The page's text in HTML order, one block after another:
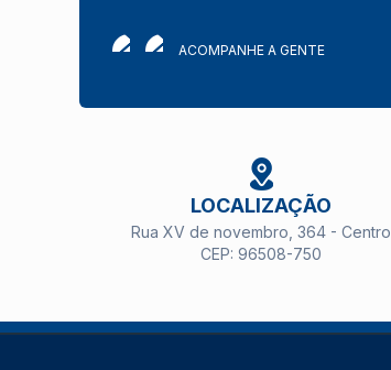
ACOMPANHE A GENTE
LOCALIZAÇÃO
Rua XV de novembro, 364 - Centro
CEP: 96508-750